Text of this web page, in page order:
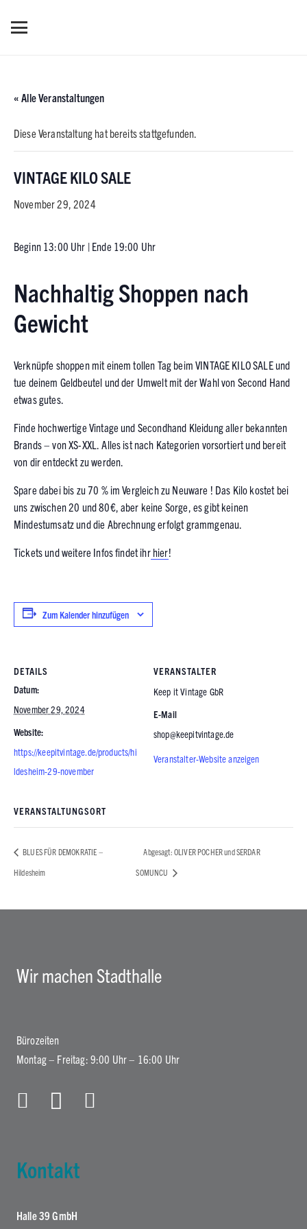
« Alle Veranstaltungen
Diese Veranstaltung hat bereits stattgefunden.
VINTAGE KILO SALE
November 29, 2024
Beginn 13:00 Uhr | Ende 19:00 Uhr
Nachhaltig Shoppen nach
Gewicht
Verknüpfe shoppen mit einem tollen Tag beim VINTAGE KILO SALE und
tue deinem Geldbeutel und der Umwelt mit der Wahl von Second Hand
etwas gutes.
Finde hochwertige Vintage und Secondhand Kleidung aller bekannten
Brands – von XS-XXL. Alles ist nach Kategorien vorsortiert und bereit
von dir entdeckt zu werden.
Spare dabei bis zu 70 % im Vergleich zu Neuware ! Das Kilo kostet bei
uns zwischen 20 und 80€, aber keine Sorge, es gibt keinen
Mindestumsatz und die Abrechnung erfolgt grammgenau.
Tickets und weitere Infos findet ihrhier!
Zum Kalender hinzufügen
DETAILS
Datum:
November 29, 2024
Website:
https://keepitvintage.de/products/hi
ldesheim-29-november
VERANSTALTER
Keep it Vintage GbR
E-Mail
shop@keepitvintage.de
Veranstalter-Website anzeigen
VERANSTALTUNGSORT
BLUES FÜR DEMOKRATIE –
Hildesheim
Abgesagt: OLIVER POCHER und SERDAR
SOMUNCU
Wir machen Stadthalle
Bürozeiten
Montag – Freitag: 9:00 Uhr – 16:00 Uhr
Kontakt
Halle 39 GmbH